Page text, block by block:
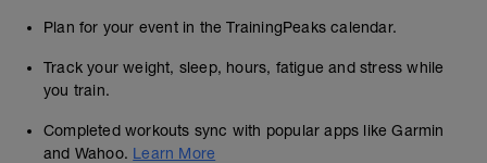
Plan for your event in the TrainingPeaks calendar.
Track your weight, sleep, hours, fatigue and stress while
you train.
Completed workouts sync with popular apps like Garmin
and Wahoo. Learn More